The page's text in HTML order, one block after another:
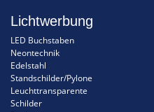
Lichtwerbung
LED Buchstaben
Neontechnik
Edelstahl
Standschilder/Pylone
Leuchttransparente
Schilder